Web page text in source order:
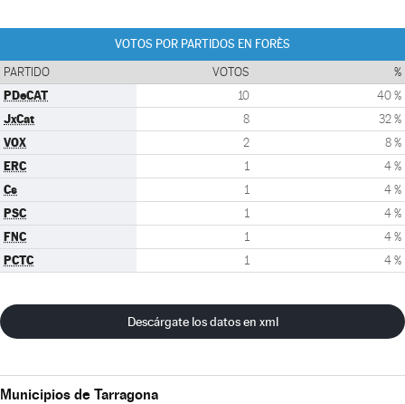
VOTOS POR PARTIDOS EN FORÈS
PARTIDO VOTOS %
PDeCAT 10 40 %
JxCat 8 32 %
VOX 2 8 %
ERC 1 4 %
Cs 1 4 %
PSC 1 4 %
FNC 1 4 %
PCTC 1 4 %
Descárgate los datos en xml
Municipios de Tarragona